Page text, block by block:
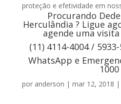
proteção e efetividade em
Procurando
Herculândia ? Ligue
agende uma
(11) 4114-4004 /
WhatsApp e
1000
por anderson | mar 12, 2018 |